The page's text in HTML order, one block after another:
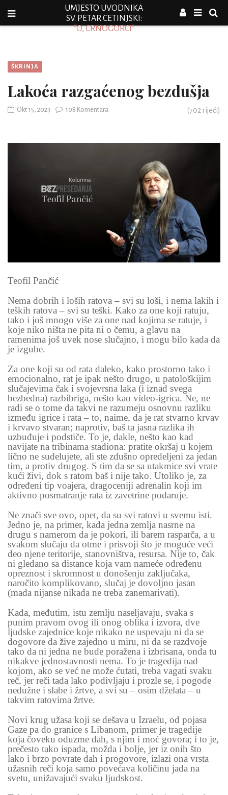
UMJESTO UVODNIKA
SV. PETAR CETINJSKI:
"O, CRNOGORCI"
ŠKRINJA
Lakoća razgaćenog bezdušja
Okt 15, 2023 108 Komentara (702 riječi)
Teofil Pančić
Nema dobrih i loših ratova – svi su loši, i nema lakih i
teških ratova – svi su teški. Kako za one koji ratuju,
tako i još mnogo više za one nad kojima se ratuje, i
koje niko ništa ne pita ni o čemu, a glavu na
ramenima još uvek nose slučajno, i mogu bilo kada da
je izgube.
Za one koji su od rata daleko, kako prostorno tako i
emocionalno, rat je ipak nešto drugo, u patološkijim
slučajevima čak i svojevrsna laka (i iznad svega
bezbedna) razbibriga, nešto kao video-igrica. Ne, ne
radi se o tome da takvi ne razumeju osnovnu razliku
između igrice i rata – to, naime, da je rat stvarno krvav
i krvavo stvaran; naprotiv, baš ta jasna razlika ih
uzbuđuje i podstiče. To je, dakle, nešto kao kad
navijate na tribinama stadiona: pratite okršaj u kojem
lično ne sudelujete, ali ste zdušno opredeljeni za jedan
tim, a protiv drugog. S tim da se sa utakmice svi vrate
kući živi, dok s ratom baš i nije tako. Utoliko je, za
određeni tip voajera, dragoceniji adrenalin koji im
aktivno posmatranje rata iz zavetrine podaruje.
Ne znači sve ovo, opet, da su svi ratovi u svemu isti.
Jedno je, na primer, kada jedna zemlja nasrne na
drugu s namerom da je pokori, ili barem rasparča, a u
svakom slučaju da otme i prisvoji što je moguće veći
deo njene teritorije, stanovništva, resursa. Nije to, čak
ni gledano sa distance koja vam nameće određenu
opreznost i skromnost u donošenju zaključaka,
naročito komplikovano, slučaj je dovoljno jasan
(mada nijanse nikada ne treba zanemarivati).
Kada, međutim, istu zemlju naseljavaju, svaka s
punim pravom ovog ili onog oblika i izvora, dve
ljudske zajednice koje nikako ne uspevaju ni da se
dogovore da žive zajedno u miru, ni da se razdvoje
tako da ni jedna ne bude poražena i izbrisana, onda tu
nikakve jednostavnosti nema. To je tragedija nad
kojom, ako se već ne može ćutati, treba vagati svaku
reč, jer reči tada lako podivljaju i prozle se, i pogode
nedužne i slabe i žrtve, a svi su – osim dželata – u
takvim ratovima žrtve.
Novi krug užasa koji se dešava u Izraelu, od pojasa
Gaze pa do granice s Libanom, primer je tragedije
koja čoveku oduzme dah, s njim i moć govora; i to je,
prečesto tako ispada, možda i bolje, jer iz onih što
lako i brzo povrate dah i progovore, izlazi ona vrsta
užasnih reči koja samo povećava količinu jada na
svetu, unižavajući svaku ljudskost.